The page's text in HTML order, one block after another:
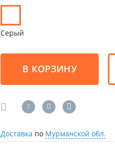
Серый
В КОРЗИНУ
Доставка по Мурманской обл.